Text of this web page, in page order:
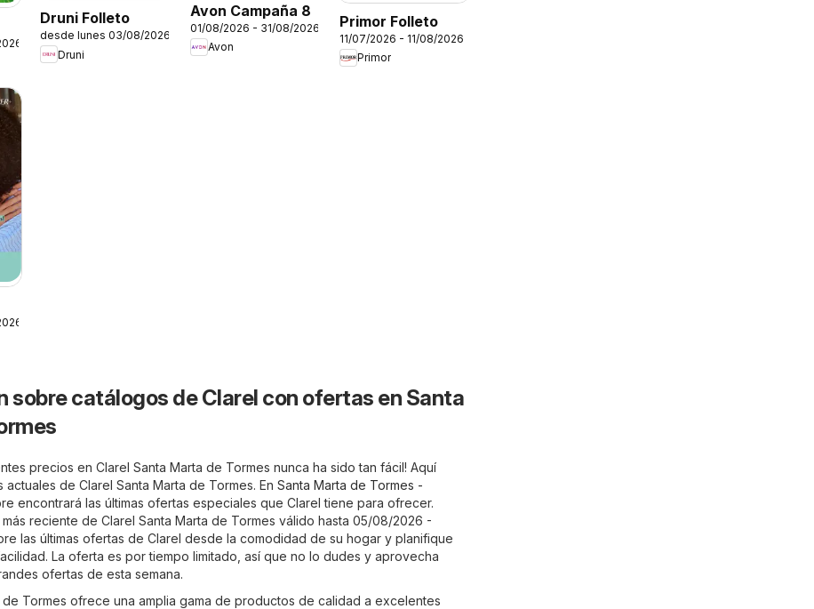
Druni Folleto
desde lunes 03/08/2026
Druni
Avon Campaña 8
01/08/2026 - 31/08/2026
Avon
Primor Folleto
11/07/2026 - 11/08/2026
Primor
sobre catálogos de Clarel con ofertas en Santa
precios en Clarel Santa Marta de Tormes nunca ha sido tan fácil! Aquí
de Clarel Santa Marta de Tormes. En Santa Marta de Tormes -
encontrará las últimas ofertas especiales que Clarel tiene para ofrecer.
reciente de Clarel Santa Marta de Tormes válido hasta 05/08/2026 -
las últimas ofertas de Clarel desde la comodidad de su hogar y planifique
La oferta es por tiempo limitado, así que no lo dudes y aprovecha
ofertas de esta semana.
de Tormes ofrece una amplia gama de productos de calidad a excelentes